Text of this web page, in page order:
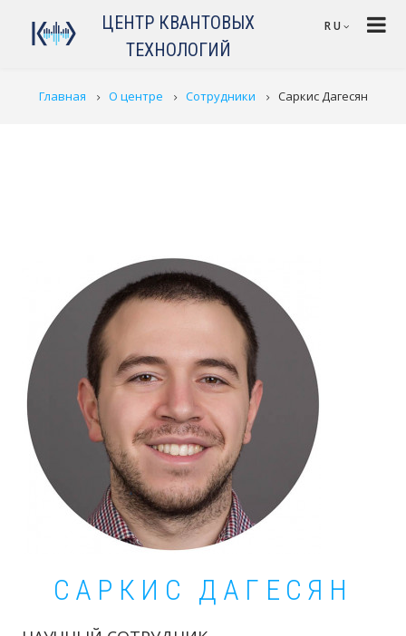
RU
ЦЕНТР КВАНТОВЫХ
ТЕХНОЛОГИЙ
СТРОКА НАВИГАЦИИ
Главная О центре Сотрудники Саркис Дагесян
САРКИС ДАГЕСЯН